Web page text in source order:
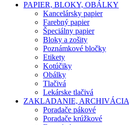
PAPIER, BLOKY, OBÁLKY
Kancelársky papier
Farebný papier
Špeciálny papier
Bloky a zošity
Poznámkové bločky
Etikety
Kotúčiky
Obálky
Tlačivá
Lekárske tlačivá
ZAKLADANIE, ARCHIVÁCIA
Poradače pákové
Poradače krúžkové